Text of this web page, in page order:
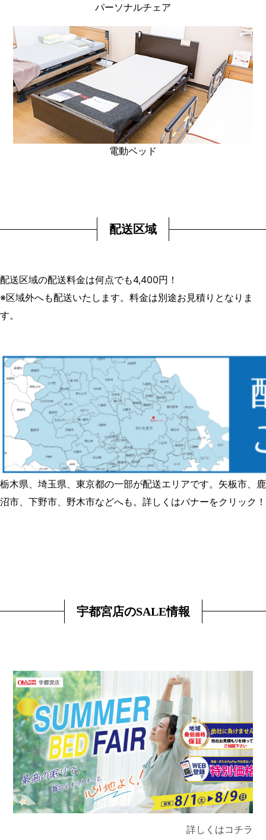
パーソナルチェア
電動ベッド
配送区域
配送区域の配送料金は何点でも4,400円！
※区域外へも配送いたします。料金は別途お見積りとなりま
す。
栃木県、埼玉県、東京都の一部が配送エリアです。矢板市、鹿
沼市、下野市、野木市などへも。詳しくはバナーをクリック！
宇都宮店のSALE情報
詳しくはコチラ